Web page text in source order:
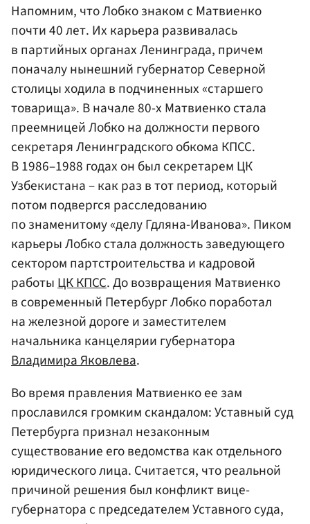
Напомним, что Лобко знаком с Матвиенко
почти 40 лет. Их карьера развивалась
в партийных органах Ленинграда, причем
поначалу нынешний губернатор Северной
столицы ходила в подчиненных «старшего
товарища». В начале 80-х Матвиенко стала
преемницей Лобко на должности первого
секретаря Ленинградского обкома КПСС.
В 1986–1988 годах он был секретарем ЦК
Узбекистана – как раз в тот период, который
потом подвергся расследованию
по знаменитому «делу Гдляна-Иванова». Пиком
карьеры Лобко стала должность заведующего
сектором партстроительства и кадровой
работыЦК КПСС. До возвращения Матвиенко
в современный Петербург Лобко поработал
на железной дороге и заместителем
начальника канцелярии губернатора
Владимира Яковлева.
Во время правления Матвиенко ее зам
прославился громким скандалом: Уставный суд
Петербурга признал незаконным
существование его ведомства как отдельного
юридического лица. Считается, что реальной
причиной решения был конфликт вице-
губернатора с председателем Уставного суда,